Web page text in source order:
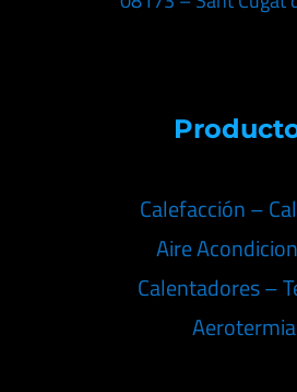
Calefacción –
Aire
Calentadores –
Aerotermia